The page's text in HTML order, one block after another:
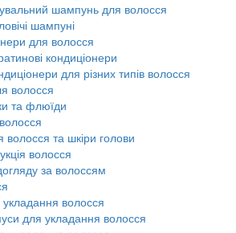
шампунь для волосся
шампуні
для волосся
кондиціонери
для різних типів волосся
волосся
та флюїди
волосся та шкіри голови
волосся
за волоссям
волосся
для укладання волосся